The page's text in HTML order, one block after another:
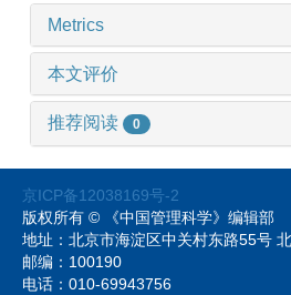
Metrics
本文评价
推荐阅读 0
京ICP备12038169号-2
版权所有 © 《中国管理科学》编辑部
地址：北京市海淀区中关村东路55号
邮编：100190
电话：010-69943756